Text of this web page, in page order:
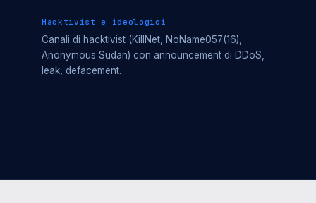
Hacktivist e ideologici
Canali di hacktivist (KillNet, NoName057(16),
Anonymous Sudan) con announcement di DDoS,
leak, defacement.